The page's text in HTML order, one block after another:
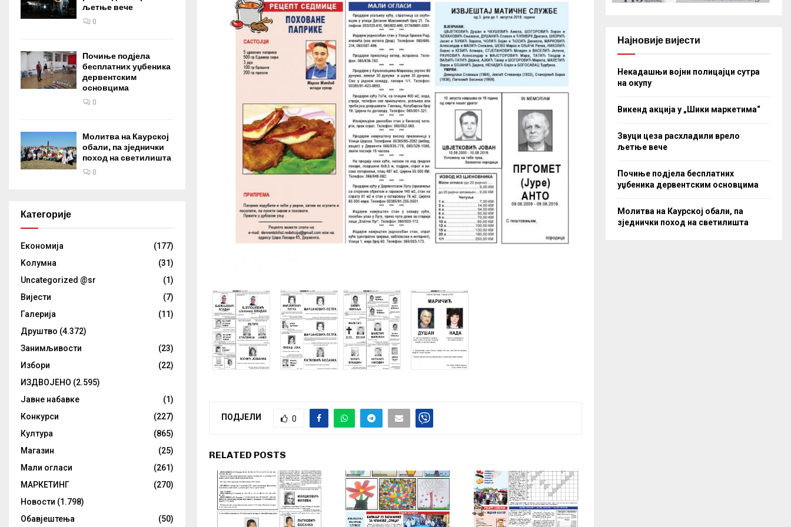
ПОДЈЕЛИ 0
RELATED POSTS
љетње вече
0
Почиње подјела
бесплатних уџбеника
дервентским
основцима
0
Молитва на Каурској
обали, па зједнички
поход на светилишта
0
Категорије
Eкономија
(177)
Kолумнa
(31)
Uncategorized @sr
(1)
Вијести
(7)
Галерија
(11)
Друштво (4.372)
Занимљивости
(23)
Избори
(22)
ИЗДВОЈЕНО (2.595)
Јавне набавке
(1)
Конкурси
(227)
Култура
(865)
Магазин
(25)
Мали огласи
(261)
МАРКЕТИНГ
(270)
Новости (1.798)
Обавјештења
(50)
Најновије вијести
Некадашњи војни полицајци сутра
на окупу
Викенд акција у „Шики маркетима“
Звуци цеза расхладили врело
љетње вече
Почиње подјела бесплатних
уџбеника дервентским основцима
Молитва на Каурској обали, па
зједнички поход на светилишта